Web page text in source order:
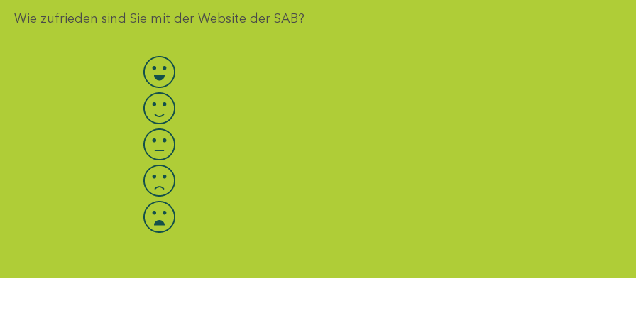
Wie zufrieden sind Sie mit der Website der SAB?
Bewertung auswählen